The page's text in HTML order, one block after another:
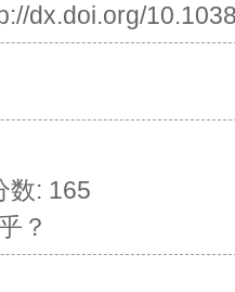
dx.doi.org/
数: 165
？